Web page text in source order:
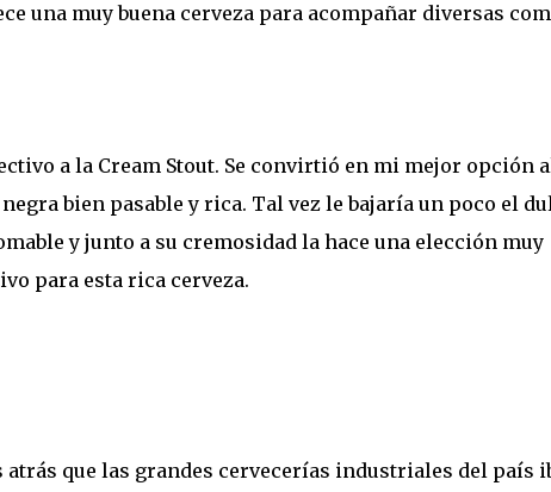
una muy buena cerveza para acompañar diversas
a la Cream Stout. Se convirtió en mi mejor opción
bien pasable y rica. Tal vez le bajaría un poco el
y junto a su cremosidad la hace una elección muy
para esta rica cerveza.
atrás que las grandes cervecerías industriales del país